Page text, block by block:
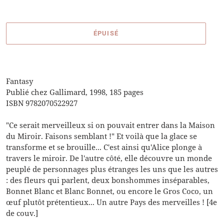
ÉPUISÉ
produit
à
votre
Fantasy
Publié chez Gallimard, 1998, 185 pages
ISBN 9782070522927
"Ce serait merveilleux si on pouvait entrer dans la Maison
du Miroir. Faisons semblant !" Et voilà que la glace se
transforme et se brouille... C'est ainsi qu'Alice plonge à
travers le miroir. De l'autre côté, elle découvre un monde
peuplé de personnages plus étranges les uns que les autres
: des fleurs qui parlent, deux bonshommes inséparables,
Bonnet Blanc et Blanc Bonnet, ou encore le Gros Coco, un
œuf plutôt prétentieux... Un autre Pays des merveilles ! [4e
de couv.]